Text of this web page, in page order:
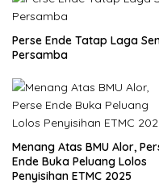
Perse Ende Tatap Laga
Persamba
Menang Atas BMU Alor,
Ende Buka Peluang Lolos
Penyisihan ETMC 2025